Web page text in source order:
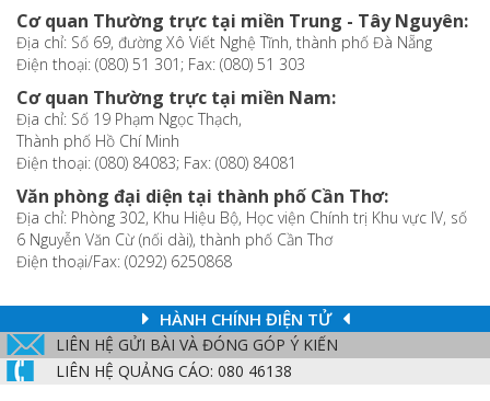
Cơ quan Thường trực tại miền Trung - Tây Nguyên:
Địa chỉ: Số 69, đường Xô Viết Nghệ Tĩnh, thành phố Đà Nẵng
Điện thoại: (080) 51 301; Fax: (080) 51 303
Cơ quan Thường trực tại miền Nam:
Địa chỉ: Số 19 Phạm Ngọc Thạch,
Thành phố Hồ Chí Minh
Điện thoại: (080) 84083; Fax: (080) 84081
Văn phòng đại diện tại thành phố Cần Thơ:
Địa chỉ: Phòng 302, Khu Hiệu Bộ, Học viện Chính trị Khu vực IV, số
6 Nguyễn Văn Cừ (nối dài), thành phố Cần Thơ
Điện thoại/Fax: (0292) 6250868
HÀNH CHÍNH ĐIỆN TỬ
LIÊN HỆ GỬI BÀI VÀ ĐÓNG GÓP Ý KIẾN
LIÊN HỆ QUẢNG CÁO: 080 46138